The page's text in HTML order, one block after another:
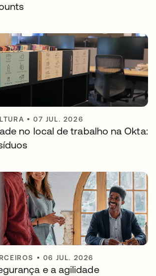
•07 JUL. 2026
no local de trabalho na Okta:
• 06 JUL. 2026
e a agilidade